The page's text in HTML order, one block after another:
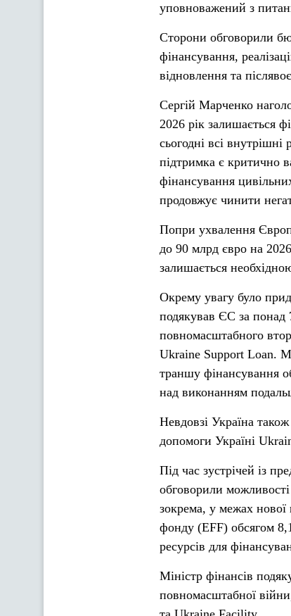
уповноважений з
Сторони обговорили
фінансування,
відновлення та
Сергій Марченко
2026 рік залишається
сьогодні всі
підтримка є критично
фінансування
продовжує чинити
Попри ухвалення
до 90 млрд євро на
залишається
Окрему увагу було
подякував ЄС за понад
повномасштабного
Ukraine Support Loan.
траншу фінансування
над виконанням
Невдовзі Україна
допомоги Україні
Під час зустрічей із
обговорили
зокрема, у межах
фонду (EFF) обсягом
ресурсів для
Міністр фінансів
повномасштабної